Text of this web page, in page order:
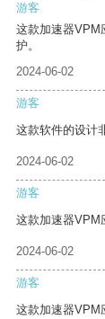
游客
这款加速器VPM
护。
2024-06-02
游客
这款软件的设计
2024-06-02
游客
这款加速器VPM
2024-06-02
游客
这款加速器VPM